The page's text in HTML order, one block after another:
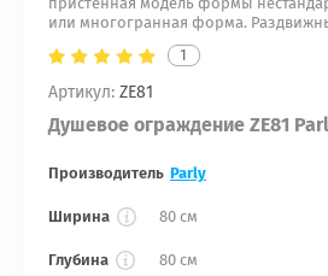
или многогранная форма.
1
Артикул: ZE81
Душевое ограждение ZE81
Производитель Parly
Ширина 80 см
Глубина 80 см